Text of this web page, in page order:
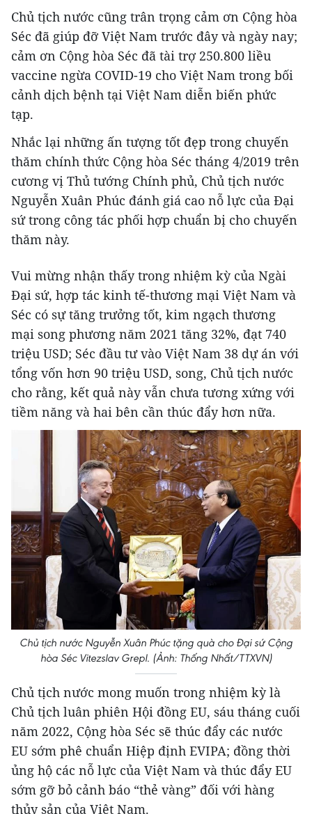
Chủ tịch nước cũng trân trọng cảm ơn Cộng hòa
Séc đã giúp đỡ Việt Nam trước đây và ngày nay;
cảm ơn Cộng hòa Séc đã tài trợ 250.800 liều
vaccine ngừa COVID-19 cho Việt Nam trong bối
cảnh dịch bệnh tại Việt Nam diễn biến phức
tạp.
Nhắc lại những ấn tượng tốt đẹp trong chuyến
thăm chính thức Cộng hòa Séc tháng 4/2019 trên
cương vị Thủ tướng Chính phủ, Chủ tịch nước
Nguyễn Xuân Phúc đánh giá cao nỗ lực của Đại
sứ trong công tác phối hợp chuẩn bị cho chuyến
thăm này.
Vui mừng nhận thấy trong nhiệm kỳ của Ngài
Đại sứ, hợp tác kinh tế-thương mại Việt Nam và
Séc có sự tăng trưởng tốt, kim ngạch thương
mại song phương năm 2021 tăng 32%, đạt 740
triệu USD; Séc đầu tư vào Việt Nam 38 dự án với
tổng vốn hơn 90 triệu USD, song, Chủ tịch nước
cho rằng, kết quả này vẫn chưa tương xứng với
tiềm năng và hai bên cần thúc đẩy hơn nữa.
Chủ tịch nước Nguyễn Xuân Phúc tặng quà cho Đại sứ Cộng
hòa Séc Vitezslav Grepl. (Ảnh: Thống Nhất/TTXVN)
Chủ tịch nước mong muốn trong nhiệm kỳ là
Chủ tịch luân phiên Hội đồng EU, sáu tháng cuối
năm 2022, Cộng hòa Séc sẽ thúc đẩy các nước
EU sớm phê chuẩn Hiệp định EVIPA; đồng thời
ủng hộ các nỗ lực của Việt Nam và thúc đẩy EU
sớm gỡ bỏ cảnh báo “thẻ vàng” đối với hàng
thủy sản của Việt Nam.